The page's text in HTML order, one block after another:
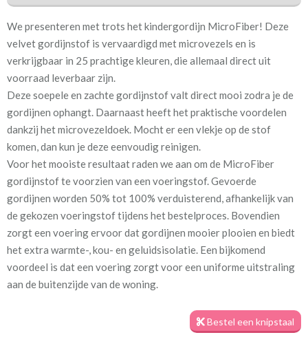
Tk.Microfibre 0036 kobalt
Stofbreedte:
Mate van verduistering:
Geen (voering optioneel
tijdens bestelproces)
Meestal eerder, maar houd
rekening met
Binnen één week (in doos)
Materiaal: 100% microfibre polyester
Bij de productie van de gordijnen houden we rekening met jouw
opgegeven maatvoering, zodat deze perfect passen in de
We presenteren met trots het kindergordijn MicroFiber! Deze
velvet gordijnstof is vervaardigd met microvezels en is
verkrijgbaar in 25 prachtige kleuren, die allemaal direct uit
voorraad leverbaar zijn.
Deze soepele en zachte gordijnstof valt direct mooi zodra je de
gordijnen ophangt. Daarnaast heeft het praktische voordelen
dankzij het microvezeldoek. Mocht er een vlekje op de stof
komen, dan kun je deze eenvoudig reinigen.
Voor het mooiste resultaat raden we aan om de MicroFiber
gordijnstof te voorzien van een voeringstof. Gevoerde
gordijnen worden 50% tot 100% verduisterend, afhankelijk van
de gekozen voeringstof tijdens het bestelproces. Bovendien
zorgt een voering ervoor dat gordijnen mooier plooien en biedt
het extra warmte-, kou- en geluidsisolatie. Een bijkomend
voordeel is dat een voering zorgt voor een uniforme uitstraling
aan de buitenzijde van de woning.
Bestel een knipstaal